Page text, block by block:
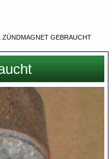
ZÜNDMAGNET GEBRAUCHT